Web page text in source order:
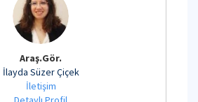
Araş.Gör.
İlayda Süzer Çiçek
İletişim